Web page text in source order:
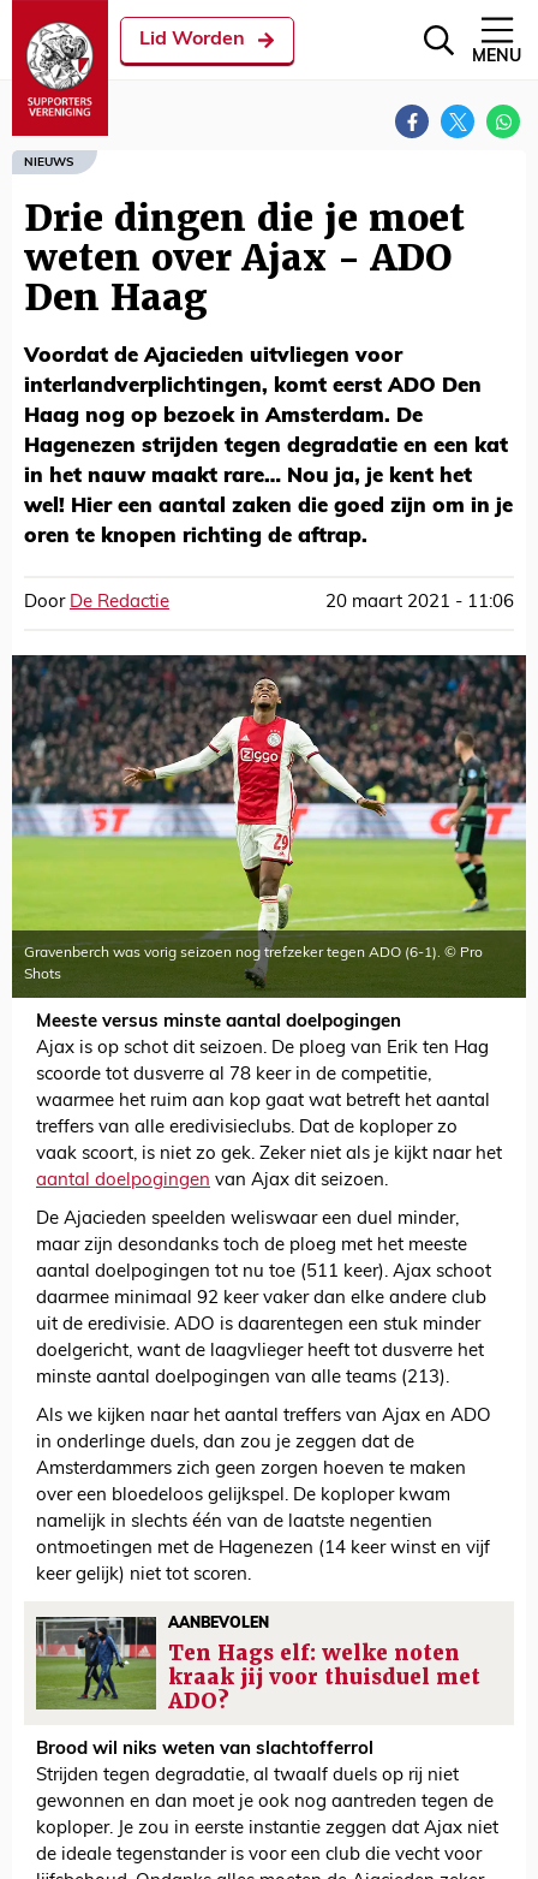
Lid Worden
MENU
NIEUWS
Drie dingen die je moet
weten over Ajax - ADO
Den Haag
Voordat de Ajacieden uitvliegen voor
interlandverplichtingen, komt eerst ADO Den
Haag nog op bezoek in Amsterdam. De
Hagenezen strijden tegen degradatie en een kat
in het nauw maakt rare… Nou ja, je kent het
wel! Hier een aantal zaken die goed zijn om in je
oren te knopen richting de aftrap.
Door De Redactie 20 maart 2021 - 11:06
Gravenberch was vorig seizoen nog trefzeker tegen ADO (6-1). © Pro
Shots
Meeste versus minste aantal doelpogingen
Ajax is op schot dit seizoen. De ploeg van Erik ten Hag
scoorde tot dusverre al 78 keer in de competitie,
waarmee het ruim aan kop gaat wat betreft het aantal
treffers van alle eredivisieclubs. Dat de koploper zo
vaak scoort, is niet zo gek. Zeker niet als je kijkt naar het
aantal doelpogingen van Ajax dit seizoen.
De Ajacieden speelden weliswaar een duel minder,
maar zijn desondanks toch de ploeg met het meeste
aantal doelpogingen tot nu toe (511 keer). Ajax schoot
daarmee minimaal 92 keer vaker dan elke andere club
uit de eredivisie. ADO is daarentegen een stuk minder
doelgericht, want de laagvlieger heeft tot dusverre het
minste aantal doelpogingen van alle teams (213).
Als we kijken naar het aantal treffers van Ajax en ADO
in onderlinge duels, dan zou je zeggen dat de
Amsterdammers zich geen zorgen hoeven te maken
over een bloedeloos gelijkspel. De koploper kwam
namelijk in slechts één van de laatste negentien
ontmoetingen met de Hagenezen (14 keer winst en vijf
keer gelijk) niet tot scoren.
AANBEVOLEN
Ten Hags elf: welke noten
kraak jij voor thuisduel met
ADO?
Brood wil niks weten van slachtofferrol
Strijden tegen degradatie, al twaalf duels op rij niet
gewonnen en dan moet je ook nog aantreden tegen de
koploper. Je zou in eerste instantie zeggen dat Ajax niet
de ideale tegenstander is voor een club die vecht voor